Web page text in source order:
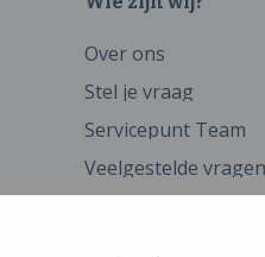
Over ons
Stel je vraag
Servicepunt Team
Veelgestelde vragen